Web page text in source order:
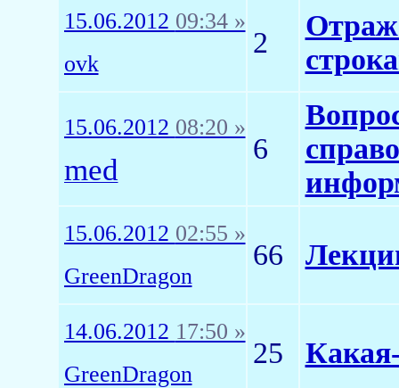
15.06.2012 09:34 »
ovk
2
15.06.2012 08:20 »
med
6
15.06.2012 02:55 »
GreenDragon
66
14.06.2012 17:50 »
GreenDragon
25